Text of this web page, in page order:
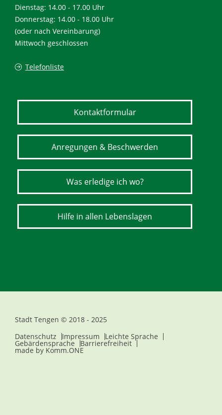
Dienstag: 14.00 - 17.00 Uhr
Donnerstag: 14.00 - 18.00 Uhr
(oder nach Vereinbarung)
Mittwoch geschlossen
Telefonliste
Kontaktformular
Anregungen & Beschwerden
Was erledige ich wo?
Hilfe in allen Lebenslagen
Stadt Tengen © 2018 - 2025
Datenschutz
Impressum Leichte Sprache
Gebärdensprache Barrierefreiheit
made by Komm.ONE